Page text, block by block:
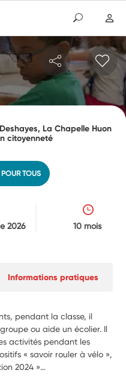
La Chapelle Huon
citoyenneté
TOUS
2026 10 mois
Informations pratiques
pendant la classe, il
ou aide un écolier. Il
activités pendant les
« savoir rouler à vélo »,
2024 »…